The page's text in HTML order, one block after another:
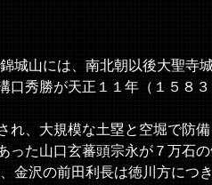
山には、南北朝以後大聖寺
口秀勝が天正１１年（１５８
れ、大規模な土塁と空堀で防
った山口玄蕃頭宗永が７万石
沢の前田利長は徳川方につ